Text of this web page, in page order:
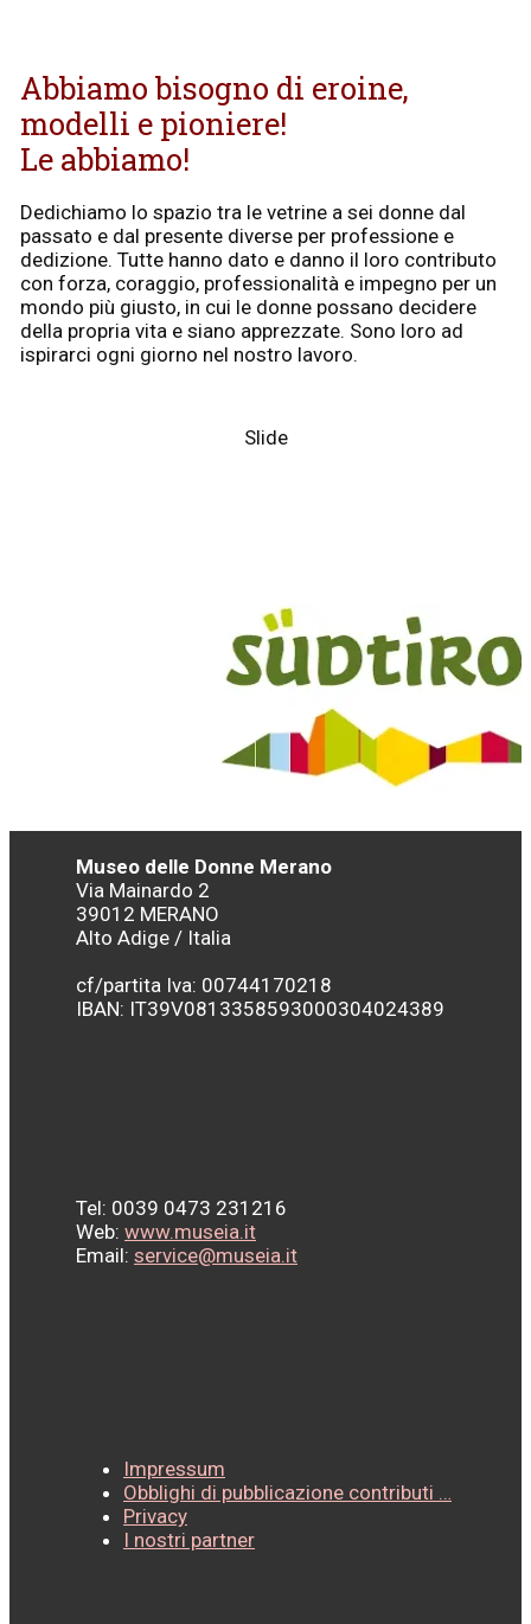
Abbiamo bisogno di eroine,
modelli e pioniere!
Le abbiamo!
Dedichiamo lo spazio tra le vetrine a sei donne dal
passato e dal presente diverse per professione e
dedizione. Tutte hanno dato e danno il loro contributo
con forza, coraggio, professionalità e impegno per un
mondo più giusto, in cui le donne possano decidere
della propria vita e siano apprezzate. Sono loro ad
ispirarci ogni giorno nel nostro lavoro.
Slide
Museo delle Donne Merano
Via Mainardo 2
39012 MERANO
Alto Adige / Italia
cf/partita Iva: 00744170218
IBAN: IT39V0813358593000304024389
Tel: 0039 0473 231216
Web: www.museia.it
Email: service@museia.it
Impressum
Obblighi di pubblicazione contributi …
Privacy
I nostri partner